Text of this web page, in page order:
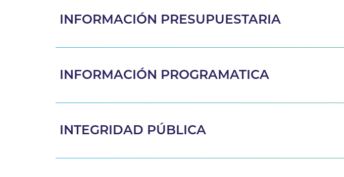
INFORMACIÓN PRESUPUESTARIA
INFORMACIÓN PROGRAMATICA
INTEGRIDAD PÚBLICA